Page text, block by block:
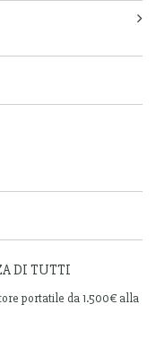
DI TUTTI
portatile da 1.500€ alla